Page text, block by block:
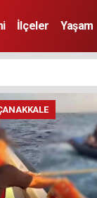
İlçeler Yaşam